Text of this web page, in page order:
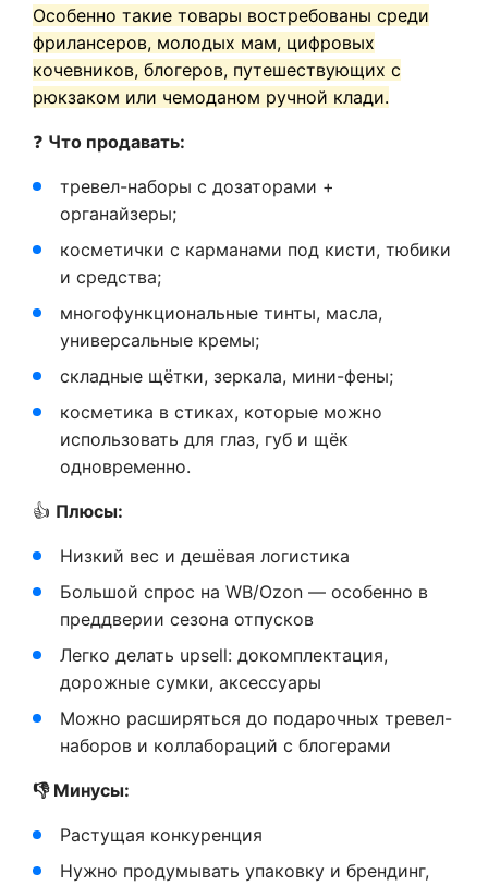
Особенно такие товары востребованы среди
фрилансеров, молодых мам, цифровых
кочевников, блогеров, путешествующих с
рюкзаком или чемоданом ручной клади.
❓ Что продавать:
тревел-наборы с дозаторами +
органайзеры;
косметички с карманами под кисти, тюбики
и средства;
многофункциональные тинты, масла,
универсальные кремы;
складные щётки, зеркала, мини-фены;
косметика в стиках, которые можно
использовать для глаз, губ и щёк
одновременно.
👍 Плюсы:
Низкий вес и дешёвая логистика
Большой спрос на WB/Ozon — особенно в
преддверии сезона отпусков
Легко делать upsell: докомплектация,
дорожные сумки, аксессуары
Можно расширяться до подарочных тревел-
наборов и коллабораций с блогерами
👎 Минусы:
Растущая конкуренция
Нужно продумывать упаковку и брендинг,